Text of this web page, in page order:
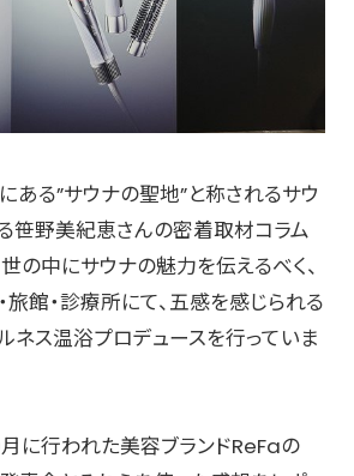
ある”サウナの聖地”と称されるサウ
笹野美紀恵さんの密着取材コラム
の中にサウナの魅力を伝えるべく、
旅館・診療所にて、五感を感じられる
ネス温浴プロデュースを行っていま
に行われた美容ブランドReFaの